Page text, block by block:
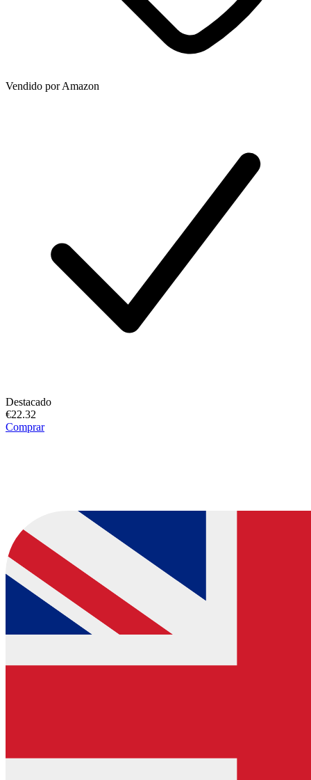
Vendido porAmazon
Destacado
€22.32
Comprar